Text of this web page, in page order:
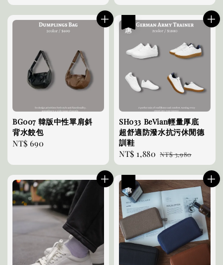
price
price
BG007 韓版中性單肩斜
背水餃包
Regular
NT$ 690
SH033 BeVian輕量厚底
超舒適防潑水抗污休閒德
訓鞋
Sale
price
NT$ 1,880 Regular
price
NT$ 3,980